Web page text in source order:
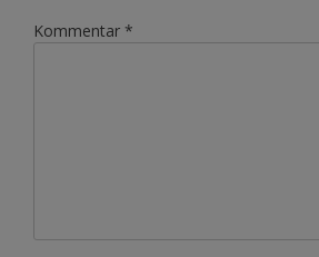
Kommentar *